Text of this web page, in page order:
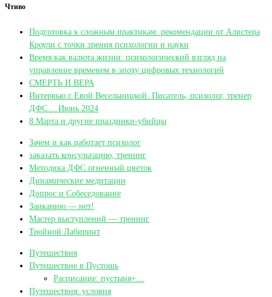
Чтиво
Подготовка к сложным практикам: рекомендации от Алистера
Кроули с точки зрения психологии и науки
Время как валюта жизни: психологический взгляд на
управление временем в эпоху цифровых технологий
СМЕРТЬ И ВЕРА
Интервью с Евой Весельницкой. Писатель, психолог, тренер
ДФС… Июнь 2024
8 Марта и другие праздники-убийцы
Зачем и как работает психолог
заказать консультацию, тренинг
Методика ДФС огненный цветок
Динамические медитации
Допрос и Собеседование
Заиканию — нет!
Мастер выступлений — тренинг
Тройной Лабиринт
Путешествия
Путешествие в Пустошь
Расписание: пустыня+…
Путешествия: условия